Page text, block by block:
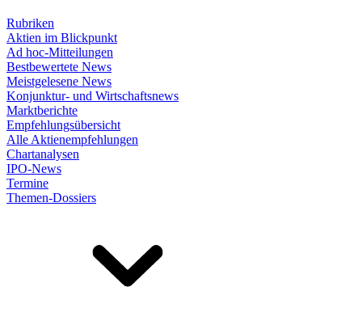
Rubriken
Aktien im Blickpunkt
Ad hoc-Mitteilungen
Bestbewertete News
Meistgelesene News
Konjunktur- und Wirtschaftsnews
Marktberichte
Empfehlungsübersicht
Alle Aktienempfehlungen
Chartanalysen
IPO-News
Termine
Themen-Dossiers